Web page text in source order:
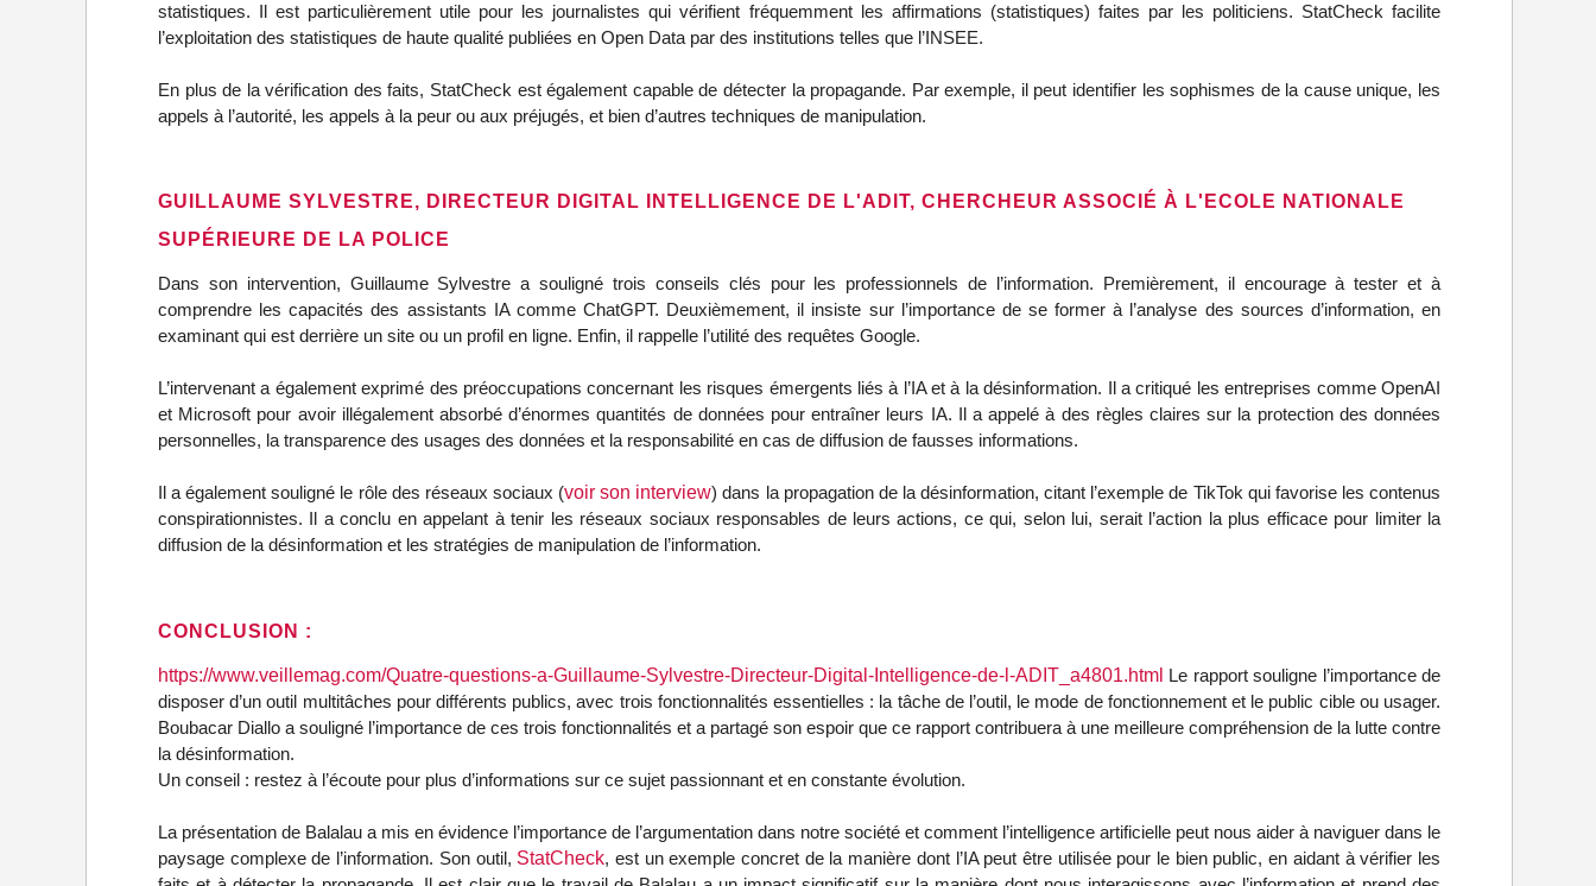
statistiques. Il est particulièrement utile pour les journalistes qui vérifient fréquemment les affirmations (statistiques) faites par les politiciens. StatCheck facilite
l’exploitation des statistiques de haute qualité publiées en Open Data par des institutions telles que l’INSEE.
En plus de la vérification des faits, StatCheck est également capable de détecter la propagande. Par exemple, il peut identifier les sophismes de la cause unique, les
appels à l’autorité, les appels à la peur ou aux préjugés, et bien d’autres techniques de manipulation.
GUILLAUME SYLVESTRE, DIRECTEUR DIGITAL INTELLIGENCE DE L'ADIT, CHERCHEUR ASSOCIÉ À L'ECOLE NATIONALE
SUPÉRIEURE DE LA POLICE
Dans son intervention, Guillaume Sylvestre a souligné trois conseils clés pour les professionnels de l’information. Premièrement, il encourage à tester et à
comprendre les capacités des assistants IA comme ChatGPT. Deuxièmement, il insiste sur l’importance de se former à l’analyse des sources d’information, en
examinant qui est derrière un site ou un profil en ligne. Enfin, il rappelle l’utilité des requêtes Google.
L’intervenant a également exprimé des préoccupations concernant les risques émergents liés à l’IA et à la désinformation. Il a critiqué les entreprises comme OpenAI
et Microsoft pour avoir illégalement absorbé d’énormes quantités de données pour entraîner leurs IA. Il a appelé à des règles claires sur la protection des données
personnelles, la transparence des usages des données et la responsabilité en cas de diffusion de fausses informations.
Il a également souligné le rôle des réseaux sociaux (voir son interview) dans la propagation de la désinformation, citant l’exemple de TikTok qui favorise les contenus
conspirationnistes. Il a conclu en appelant à tenir les réseaux sociaux responsables de leurs actions, ce qui, selon lui, serait l’action la plus efficace pour limiter la
diffusion de la désinformation et les stratégies de manipulation de l’information.
CONCLUSION :
https://www.veillemag.com/Quatre-questions-a-Guillaume-Sylvestre-Directeur-Digital-Intelligence-de-l-ADIT_a4801.html Le rapport souligne l’importance de
disposer d’un outil multitâches pour différents publics, avec trois fonctionnalités essentielles : la tâche de l’outil, le mode de fonctionnement et le public cible ou usager.
Boubacar Diallo a souligné l’importance de ces trois fonctionnalités et a partagé son espoir que ce rapport contribuera à une meilleure compréhension de la lutte contre
la désinformation.
Un conseil : restez à l’écoute pour plus d’informations sur ce sujet passionnant et en constante évolution.
La présentation de Balalau a mis en évidence l’importance de l’argumentation dans notre société et comment l’intelligence artificielle peut nous aider à naviguer dans le
paysage complexe de l’information. Son outil, StatCheck, est un exemple concret de la manière dont l’IA peut être utilisée pour le bien public, en aidant à vérifier les